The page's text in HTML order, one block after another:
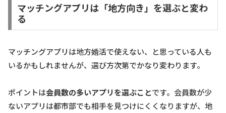
マッチングアプリは「地方向き」を選ぶと変わ
る
マッチングアプリは地方婚活で使えない、と思っている人も
いるかもしれませんが、選び方次第でかなり変わります。
ポイントは会員数の多いアプリを選ぶことです。会員数が少
ないアプリは都市部でも相手を見つけにくくなりますが、地